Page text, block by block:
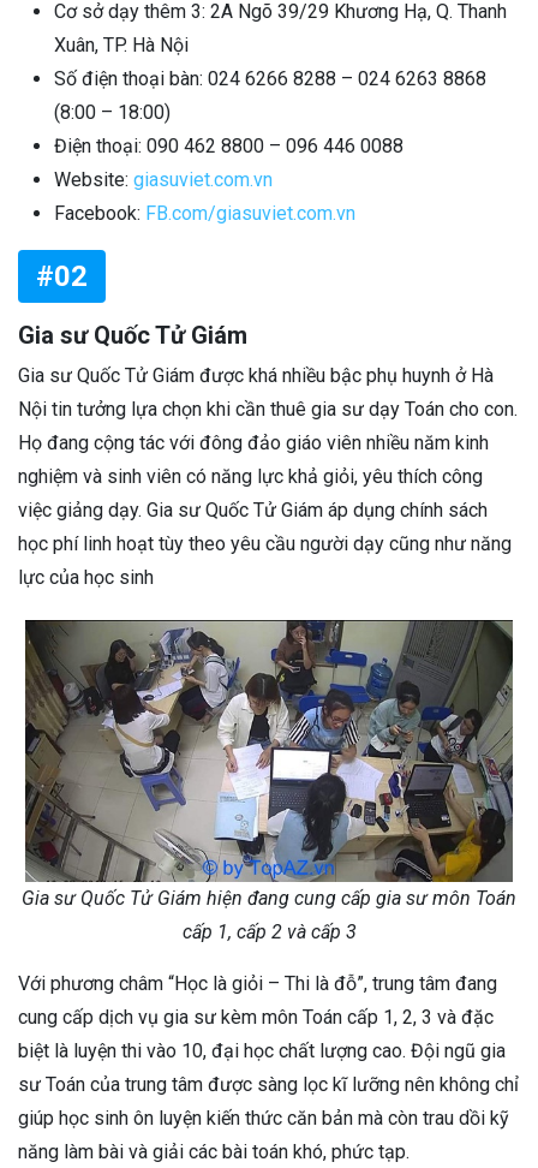
Cơ sở dạy thêm 3: 2A Ngõ 39/29 Khương Hạ, Q. Thanh
Xuân, TP. Hà Nội
Số điện thoại bàn: 024 6266 8288 – 024 6263 8868
(8:00 – 18:00)
Điện thoại: 090 462 8800 – 096 446 0088
Website: giasuviet.com.vn
Facebook: FB.com/giasuviet.com.vn
#02
Gia sư Quốc Tử Giám
Gia sư Quốc Tử Giám được khá nhiều bậc phụ huynh ở Hà
Nội tin tưởng lựa chọn khi cần thuê gia sư dạy Toán cho con.
Họ đang cộng tác với đông đảo giáo viên nhiều năm kinh
nghiệm và sinh viên có năng lực khả giỏi, yêu thích công
việc giảng dạy. Gia sư Quốc Tử Giám áp dụng chính sách
học phí linh hoạt tùy theo yêu cầu người dạy cũng như năng
lực của học sinh
Gia sư Quốc Tử Giám hiện đang cung cấp gia sư môn Toán
cấp 1, cấp 2 và cấp 3
Với phương châm “Học là giỏi – Thi là đỗ”, trung tâm đang
cung cấp dịch vụ gia sư kèm môn Toán cấp 1, 2, 3 và đặc
biệt là luyện thi vào 10, đại học chất lượng cao. Đội ngũ gia
sư Toán của trung tâm được sàng lọc kĩ lưỡng nên không chỉ
giúp học sinh ôn luyện kiến thức căn bản mà còn trau dồi kỹ
năng làm bài và giải các bài toán khó, phức tạp.